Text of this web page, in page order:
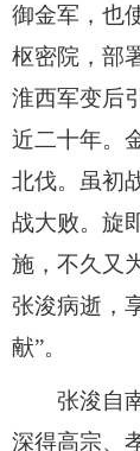
御金军，也
枢密院，部
淮西军变后
近二十年。
北伐。虽初
战大败。旋
施，不久又
张浚病逝，
献”。
张浚自南
深得高宗、